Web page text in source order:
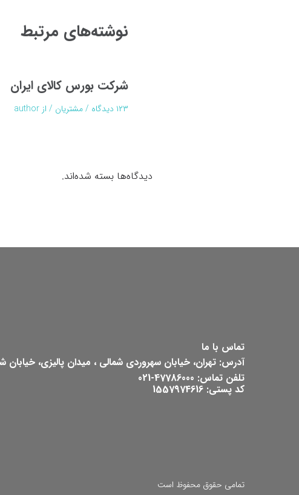
نوشته‌های مرتبط
شرکت بورس کالای ایران
۱۲۳ دیدگاه /مشتریان / از author
دیدگاه‌ها بسته شده‌اند.
تماس با ما
آدرس: تهران، خیابان سهروردی شمالی ، میدان پالیزی، خیابان شهید
تلفن تماس: 47786000-021
کد پستی: 1557974616
تمامی حقوق محفوظ است